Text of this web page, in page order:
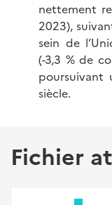
nettement
2023),
sein de
(-3,3 % de
siècle.
Fichier